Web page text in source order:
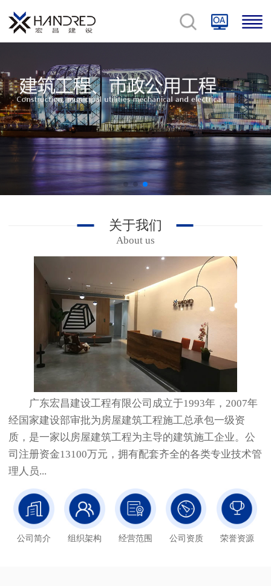
关于我们
About us
广东宏昌建设工程有限公司成立于1993年，2007年
经国家建设部审批为房屋建筑工程施工总承包一级资
质，是一家以房屋建筑工程为主导的建筑施工企业。公
司注册资金13100万元，拥有配套齐全的各类专业技术管
理人员...
公司简介 组织架构 经营范围 公司资质 荣誉资源